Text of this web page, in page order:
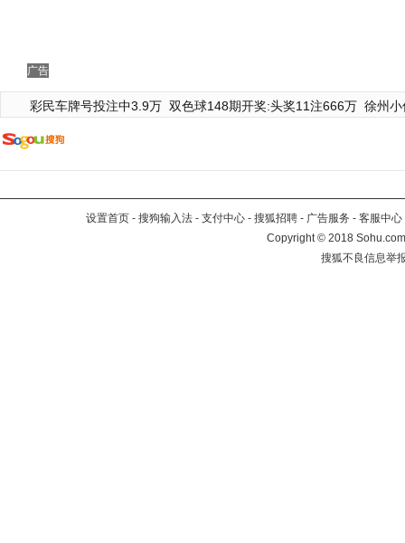
广告
彩民车牌号投注中3.9万 双色球148期开奖:头奖11注666万 徐州
设置首页 - 搜狗输入法 - 支付中心 - 搜狐招聘 - 广告服务 - 客服中心
Copyright©2018
搜狐不良信息举